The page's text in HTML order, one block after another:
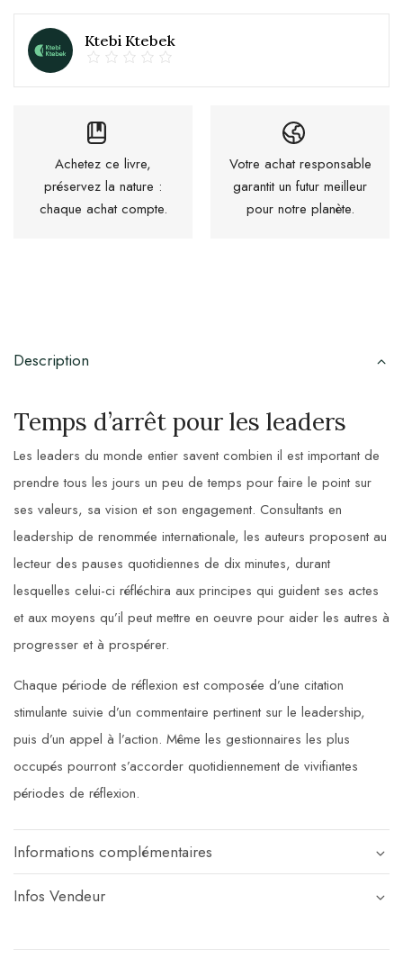
Ktebi Ktebek
Achetez ce livre,
préservez la nature :
chaque achat compte.
Votre achat responsable
garantit un futur meilleur
pour notre planète.
Description
Temps d’arrêt pour les leaders
Les leaders du monde entier savent combien il est important de
prendre tous les jours un peu de temps pour faire le point sur
ses valeurs, sa vision et son engagement. Consultants en
leadership de renommée internationale, les auteurs proposent au
lecteur des pauses quotidiennes de dix minutes, durant
lesquelles celui-ci réfléchira aux principes qui guident ses actes
et aux moyens qu’il peut mettre en oeuvre pour aider les autres à
progresser et à prospérer.
Chaque période de réflexion est composée d’une citation
stimulante suivie d’un commentaire pertinent sur le leadership,
puis d’un appel à l’action. Même les gestionnaires les plus
occupés pourront s’accorder quotidiennement de vivifiantes
périodes de réflexion.
Informations complémentaires
Infos Vendeur